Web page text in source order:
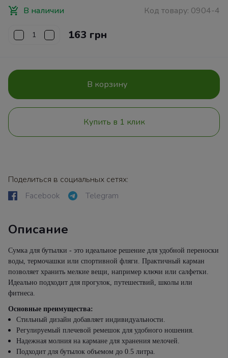
В наличии Код товару: 0904-4
163 грн
В корзину
Купить в 1 клик
Поделиться в социальных сетях:
Facebook
Telegram
Описание
Сумка для бутылки - это идеальное решение для удобной переноски
воды, термочашки или спортивной фляги. Практичный карман
позволяет хранить мелкие вещи, например ключи или салфетки.
Идеально подходит для прогулок, путешествий, школы или
фитнеса.
Основные преимущества:
Стильный дизайн добавляет индивидуальности.
Регулируемый плечевой ремешок для удобного ношения.
Надежная молния на кармане для хранения мелочей.
Подходит для бутылок объемом до 0.5 литра.